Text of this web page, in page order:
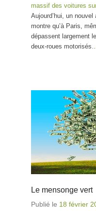
massif des voitures
Aujourd’hui, un
montre qu’à Paris,
dépassent largement
deux-roues
Le mensonge vert
Publié le 18 février